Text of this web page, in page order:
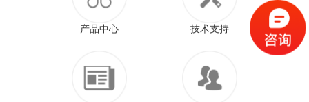
产品中心 技术支持